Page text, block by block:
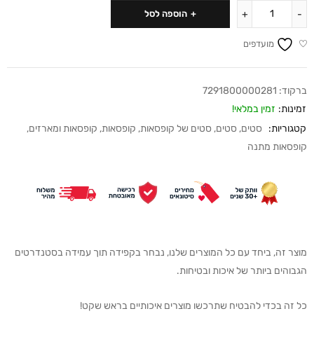
הוספה לסל
מועדפים
ברקוד: 7291800000281
זמינות: זמין במלאי!
קטגוריות:
סטים, סטים, סטים של קופסאות, קופסאות, קופסאות ומארזים,
קופסאות מתנה
מוצר זה, ביחד עם כל המוצרים שלנו, נבחר בקפידה תוך עמידה בסטנדרטים
הגבוהים ביותר של איכות ובטיחות.
כל זה בכדי להבטיח שתרכשו מוצרים איכותיים בראש שקט!